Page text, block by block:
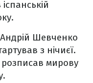
Шевченко
з нічиєї.
мирову